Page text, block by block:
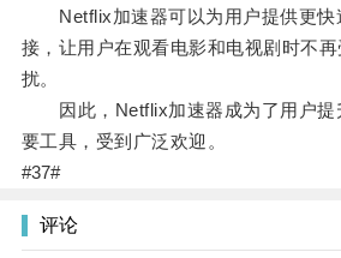
Netflix加速器可以为用户提供更快
接，让用户在观看电影和电视剧时不
扰。
因此，Netflix加速器成为了用户提
要工具，受到广泛欢迎。
#37#
评论